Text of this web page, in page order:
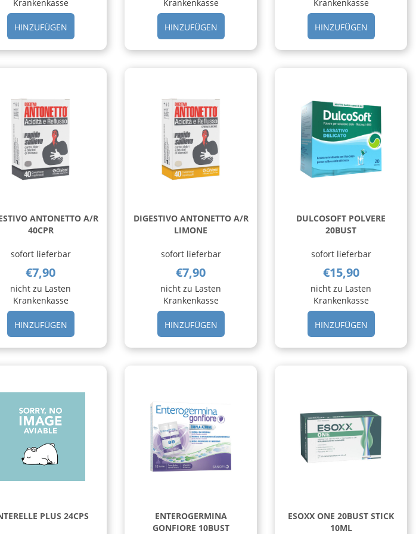
Krankenkasse
HINZUFÜGENHINZUFÜGEN CITROSODINA
EFFERV
GRAN
Krankenkasse
HINZUFÜGENHINZUFÜGEN CRISPACT
30STICK
OROSOLUBILI AL
Krankenkasse
HINZUFÜGEN
COMPLEX
JUNIOR
ANTONETTO A/R
40CPR
sofort lieferbar
€7,90
nicht zu Lasten
Krankenkasse
HINZUFÜGENHINZUFÜGEN DIGESTIVO
ANTONETTO
A/R
DIGESTIVO ANTONETTO A/R
LIMONE
sofort lieferbar
€7,90
nicht zu Lasten
Krankenkasse
HINZUFÜGENHINZUFÜGEN DIGESTIVO
ANTONETTO
A/R
DULCOSOFT POLVERE
20BUST
sofort lieferbar
€15,90
nicht zu Lasten
Krankenkasse
HINZUFÜGEN
POLVERE
20BUST AL
PLUS 24CPS
ENTEROGERMINA
GONFIORE 10BUST
ESOXX ONE 20BUST STICK
10ML